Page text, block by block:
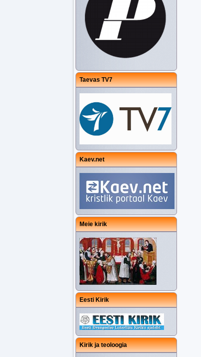
Taevas TV7
Kaev.net
Meie kirik
Eesti Kirik
Kirik ja teoloogia